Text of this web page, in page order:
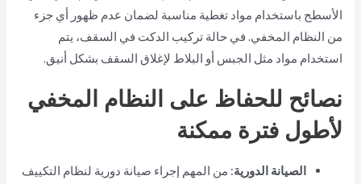
الأسطح باستخدام مواد تغطية مناسبة لضمان عدم ظهور أي جزء
من النظام المخفي. في حالة تركيب الدكت في السقف، يتم
استخدام مواد مثل الجبس أو البلاط لإغلاق السقف بشكل أنيق.
نصائح للحفاظ على النظام المخفي
لأطول فترة ممكنة
الصيانة الدورية: من المهم إجراء صيانة دورية لنظام التكييف